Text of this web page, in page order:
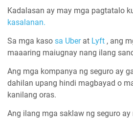
Kadalasan ay may mga pagtatalo
kasalanan.
Sa mga kaso sa Uberat Lyft , ang
maaaring maiugnay nang ilang
Ang mga kompanya ng seguro ay
dahilan upang hindi magbayad o
kanilang oras.
Ang ilang mga saklaw ng seguro